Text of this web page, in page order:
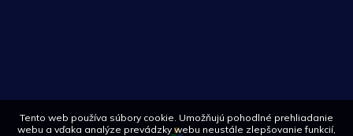
Tento web používa súbory cookie. Umožňujú pohodlné prehliadanie
webu a vďaka analýze prevádzky webu neustále zlepšovanie funkcií,
568